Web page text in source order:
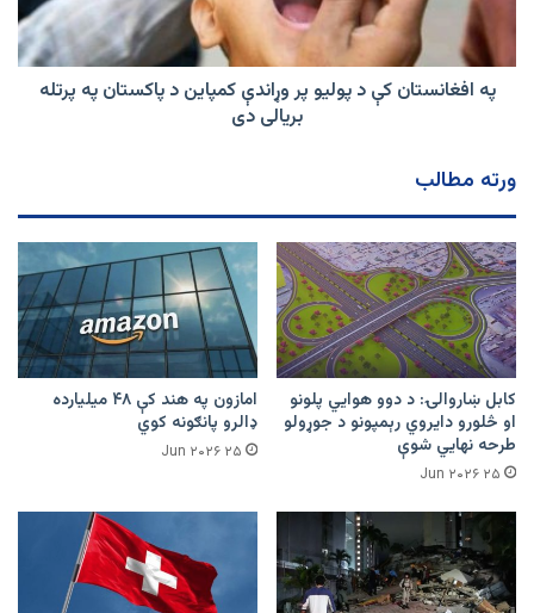
وړاندې
کمپاین
د
پاکستان
دی
په افغانستان کې د پولیو پر وړاندې کمپاین د پاکستان په پرتله
بریالی دی
ورته مطالب
کابل ښاروالۍ: د دوو هوايي پلونو
او څلورو دایروي رېمپونو د جوړولو
طرحه نهایي شوې
۲۵ Jun ۲۰۲۶
امازون په هند کې ۴۸ میلیارده
ډالرو پانګونه کوي
۲۵ Jun ۲۰۲۶